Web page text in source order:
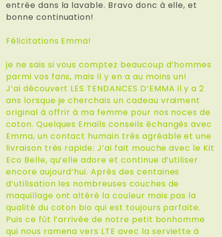
entrée dans la lavable. Bravo donc à elle, et
bonne continuation!
Félicitations Emma!
je ne sais si vous comptez beaucoup d’hommes
parmi vos fans, mais il y en a au moins un!
J’ai découvert LES TENDANCES D’EMMA il y a 2
ans lorsque je cherchais un cadeau vraiment
original à offrir à ma femme pour nos noces de
coton. Quelques Emails conseils échangés avec
Emma, un contact humain très agréable et une
livraison très rapide: J’ai fait mouche avec le Kit
Eco Belle, qu’elle adore et continue d’utiliser
encore aujourd’hui. Après des centaines
d’utilisation les nombreuses couches de
maquillage ont altéré la couleur mais pas la
qualité du coton bio qui est toujours parfaite.
Puis ce fût l’arrivée de notre petit bonhomme
qui nous ramena vers LTE avec la serviette à